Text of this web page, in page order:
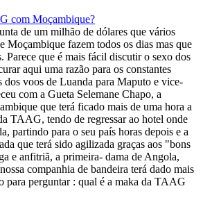
com Moçambique?
de um milhão de dólares que vários
Moçambique fazem todos os dias mas que
Parece que é mais fácil discutir o sexo dos
aqui uma razão para os constantes
dos voos de Luanda para Maputo e vice-
com a Gueta Selemane Chapo, a
que terá ficado mais de uma hora a
TAAG, tendo de regressar ao hotel onde
partindo para o seu país horas depois e a
que terá sido agilizada graças aos "bons
e anfitriã, a primeira- dama de Angola,
companhia de bandeira terá dado mais
para perguntar : qual é a maka da TAAG